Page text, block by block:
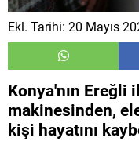
Ekl. Tarihi: 20 Mayıs
Konya'nın Ereğli
makinesinden,
kişi hayatını